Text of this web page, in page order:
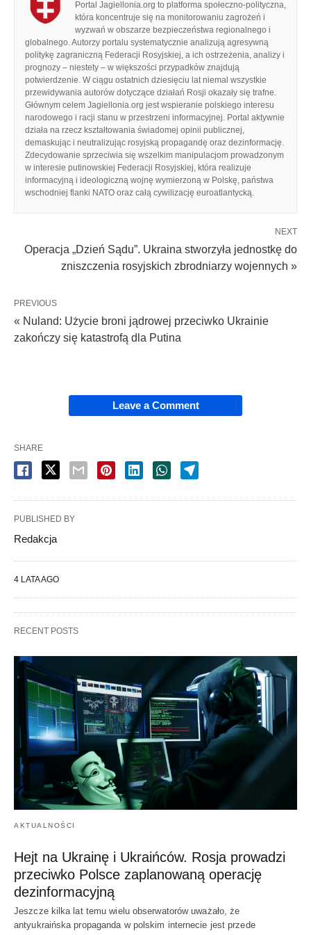
Portal Jagiellonia.org to platforma społeczno-polityczna,
która koncentruje się na monitorowaniu zagrożeń i
wyzwań w obszarze bezpieczeństwa regionalnego i
globalnego. Autorzy portalu systematycznie analizują agresywną
politykę zagraniczną Federacji Rosyjskiej, a ich ostrzeżenia, analizy i
prognozy – niestety – w większości przypadków znajdują
potwierdzenie. W ciągu ostatnich dziesięciu lat niemal wszystkie
przewidywania autorów dotyczące działań Rosji okazały się trafne.
Głównym celem Jagiellonia.org jest wspieranie polskiego interesu
narodowego i racji stanu w przestrzeni informacyjnej. Portal aktywnie
działa na rzecz kształtowania świadomej opinii publicznej,
demaskując i neutralizując rosyjską propagandę oraz dezinformację.
Zdecydowanie sprzeciwia się wszelkim manipulacjom prowadzonym
w interesie putinowskiej Federacji Rosyjskiej, która realizuje
informacyjną i ideologiczną wojnę wymierzoną w Polskę, państwa
wschodniej flanki NATO oraz całą cywilizację euroatlantycką.
NEXT
Operacja „Dzień Sądu”. Ukraina stworzyła jednostkę do
zniszczenia rosyjskich zbrodniarzy wojennych »
PREVIOUS
« Nuland: Użycie broni jądrowej przeciwko Ukrainie
zakończy się katastrofą dla Putina
Leave a Comment
SHARE
PUBLISHED BY
Redakcja
4 LATA AGO
RECENT POSTS
AKTUALNOŚCI
Hejt na Ukrainę i Ukraińców. Rosja prowadzi
przeciwko Polsce zaplanowaną operację
dezinformacyjną
Jeszcze kilka lat temu wielu obserwatorów uważało, że
antyukraińska propaganda w polskim internecie jest przede